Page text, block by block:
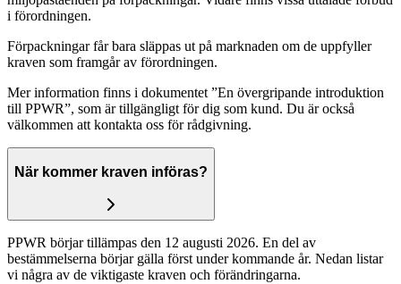
i förordningen.
Förpackningar får bara släppas ut på marknaden om de uppfyller
kraven som framgår av förordningen.
Mer information finns i dokumentet ”En övergripande introduktion
till PPWR”, som är tillgängligt för dig som kund. Du är också
välkommen att kontakta oss för rådgivning.
När kommer kraven införas?
PPWR börjar tillämpas den 12 augusti 2026. En del av
bestämmelserna börjar gälla först under kommande år. Nedan listar
vi några av de viktigaste kraven och förändringarna.